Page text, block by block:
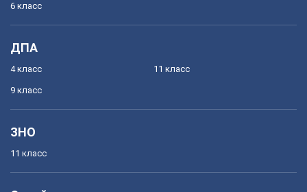
6 класс
ДПА
4 класс
9 класс
11 класс
ЗНО
11 класс